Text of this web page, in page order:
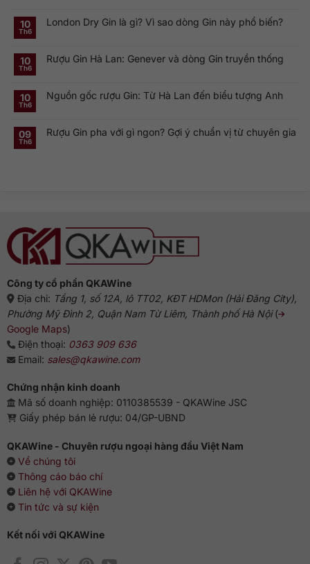
Vodka:
Nga
nổi
bình
luận
và
Vermouth:
hồn
của
10
Th6
London Dry Gin là gì? Vì sao dòng Gin này phổ biến?
luận
ở
là
Gin
10
Th6
Rượu Gin Hà Lan: Genever và dòng Gin truyền thống
luận
ở
Lan:
Genever
10
Th6
Nguồn gốc rượu Gin: Từ Hà Lan đến biểu tượng Anh
luận
ở
09
Th6
Rượu Gin pha với gì ngon? Gợi ý chuẩn vị từ chuyên gia
Gợi
ý
chuẩn
vị
từ
chuyên
Công ty cổ phần QKAWine
Địa chỉ: Tầng 1, số 12A, lô TT02, KĐT HDMon (Hải Đăng City),
Phường Mỹ Đình 2, Quận Nam Từ Liêm, Thành phố Hà Nội(
Google Maps)
Điện thoại: 0363 909 636
Email: sales@qkawine.com
Chứng nhận kinh doanh
Mã số doanh nghiệp: 0110385539 - QKAWine JSC
Giấy phép bán lẻ rượu: 04/GP-UBND
QKAWine - Chuyên rượu ngoại hàng đầu Việt Nam
Về chúng tôi
Thông cáo báo chí
Liên hệ với QKAWine
Tin tức và sự kiện
Kết nối với QKAWine